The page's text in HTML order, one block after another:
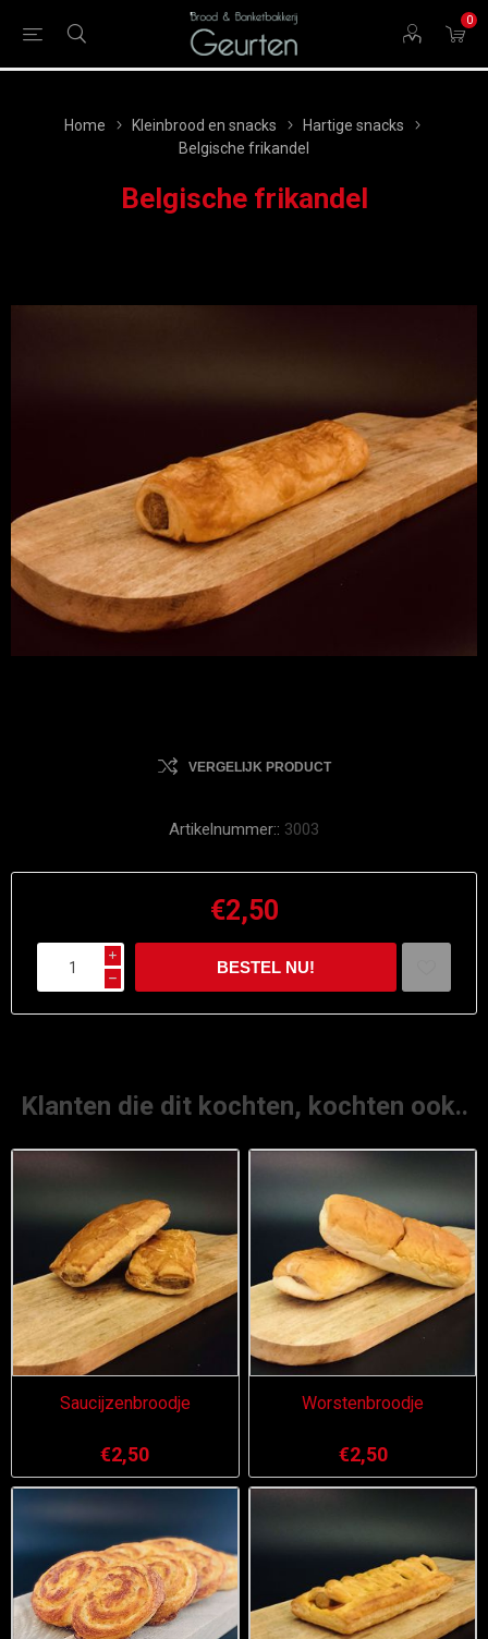
0
Home Kleinbrood en snacks
Hartige snacks
Belgische frikandel
Belgische frikandel
VERGELIJK PRODUCT
Artikelnummer:: 3003
€2,50
i
h
Klanten die dit kochten, kochten ook..
Saucijzenbroodje
€2,50
Worstenbroodje
€2,50